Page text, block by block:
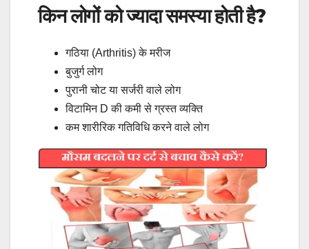
किन लोगों को ज्यादा समस्या होती है?
गठिया (Arthritis) के मरीज
बुजुर्ग लोग
पुरानी चोट या सर्जरी वाले लोग
विटामिन D की कमी से ग्रस्त व्यक्ति
कम शारीरिक गतिविधि करने वाले लोग